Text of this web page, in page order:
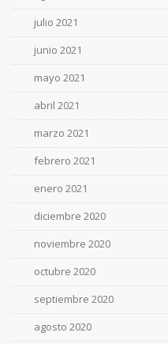
julio 2021
junio 2021
mayo 2021
abril 2021
marzo 2021
febrero 2021
enero 2021
diciembre 2020
noviembre 2020
octubre 2020
septiembre 2020
agosto 2020